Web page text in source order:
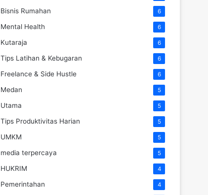
Bisnis Rumahan 6
Mental Health 6
Kutaraja 6
Tips Latihan & Kebugaran 6
Freelance & Side Hustle 6
Medan 5
Utama 5
Tips Produktivitas Harian 5
UMKM 5
media terpercaya 5
HUKRIM 4
Pemerintahan 4